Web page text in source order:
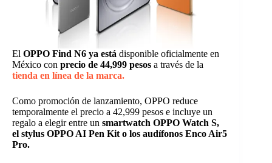
El OPPO Find N6 ya está disponible oficialmente en
México con precio de 44,999 pesos a través de la
tienda en línea de la marca.
Como promoción de lanzamiento, OPPO reduce
temporalmente el precio a 42,999 pesos e incluye un
regalo a elegir entre un smartwatch OPPO Watch S,
el stylus OPPO AI Pen Kit o los audífonos Enco Air5
Pro.